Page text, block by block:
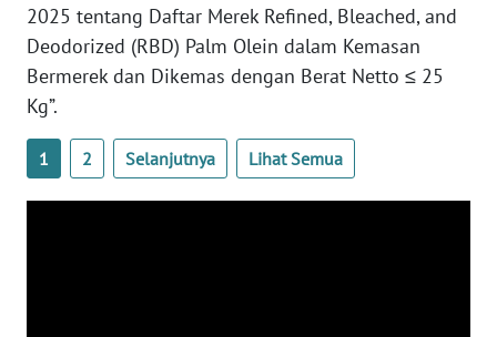
2025 tentang Daftar Merek Refined, Bleached, and
Deodorized (RBD) Palm Olein dalam Kemasan
Bermerek dan Dikemas dengan Berat Netto ≤ 25
Kg”.
1 2 Selanjutnya Lihat Semua
WN
SUMSEL
BENGKULU
WN